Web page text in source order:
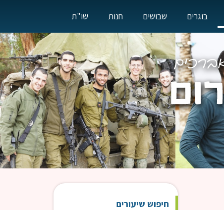
בוגרים שבושים חנות שו"ת
חיפוש שיעורים